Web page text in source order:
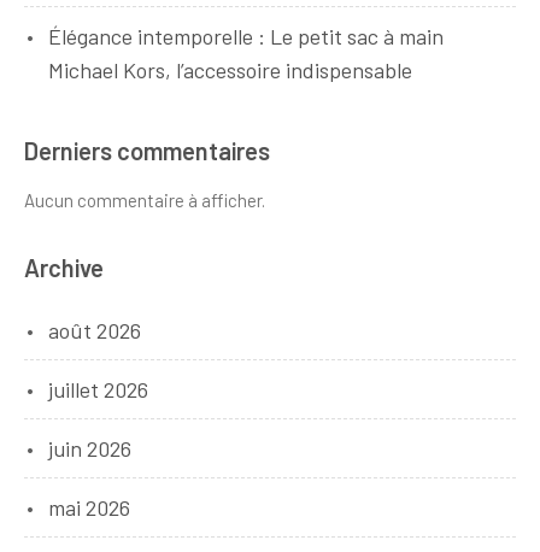
Élégance intemporelle : Le petit sac à main
Michael Kors, l’accessoire indispensable
Derniers commentaires
Aucun commentaire à afficher.
Archive
août 2026
juillet 2026
juin 2026
mai 2026